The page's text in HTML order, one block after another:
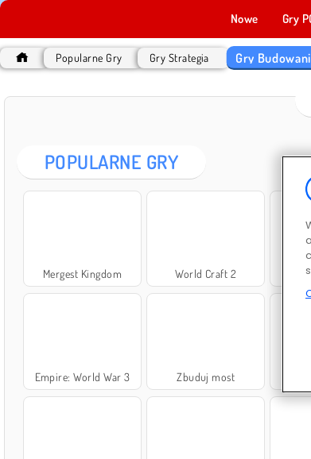
Nowe Gry
Popularne Gry Gry Strategia Gry
POPULARNE GRY
Mergest Kingdom World Craft 2
Empire: World War 3 Zbuduj most